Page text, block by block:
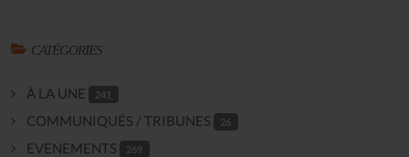
CATÉGORIES
À LA UNE 241
COMMUNIQUÉS / TRIBUNES 26
EVENEMENTS 269